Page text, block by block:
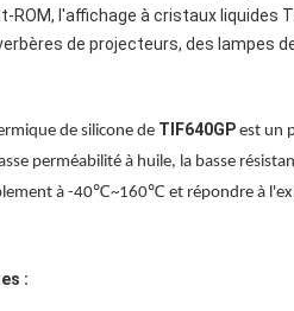
ROM, l'affichage à cristaux liquides
de projecteurs, des lampes
de silicone de TIF640GP est un
perméabilité à huile, la basse
à -40℃~160℃ et répondre à
: